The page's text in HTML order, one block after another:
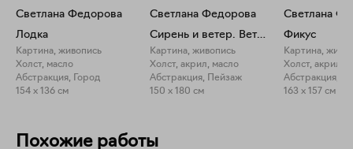
Светлана Федорова
Лодка
Картина, живопись
Холст, масло
Абстракция, Город
154 x 136 см
Светлана Федорова
Сирень и ветер. Ветер и сирень
Картина, живопись
Холст, акрил, масло
Абстракция, Пейзаж
150 x 180 см
Светлана
Фикус
Картина,
Холст, акрил,
Абстракция,
163 x 157 см
Похожие работы